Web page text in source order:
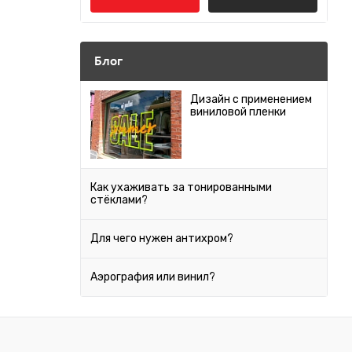
BMW
Cadillac
Chery
Chrysler
Citroen
Daewoo
Datsun
Блог
Дизайн с применением
виниловой пленки
Как ухаживать за тонированными
стёклами?
Для чего нужен антихром?
Аэрография или винил?